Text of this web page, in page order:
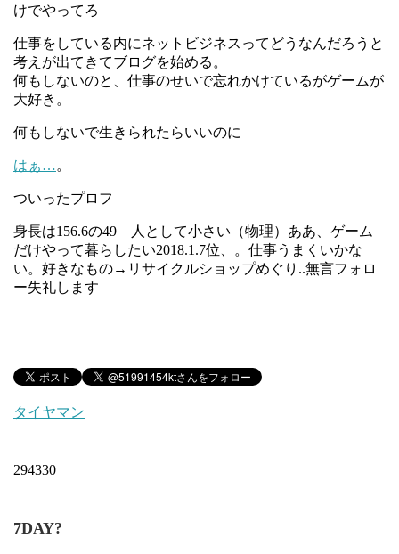
けでやってろ
仕事をしている内にネットビジネスってどうなんだろうと
考えが出てきてブログを始める。
何もしないのと、仕事のせいで忘れかけているがゲームが
大好き。
何もしないで生きられたらいいのに
はぁ…。
ついったプロフ
身長は156.6の49 人として小さい（物理）ああ、ゲーム
だけやって暮らしたい2018.1.7位、。仕事うまくいかな
い。好きなもの→リサイクルショップめぐり..無言フォロ
ー失礼します
タイヤマン
294330
7DAY?